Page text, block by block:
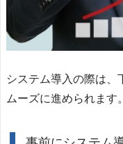
システム導入の際は、
ムーズに進められます